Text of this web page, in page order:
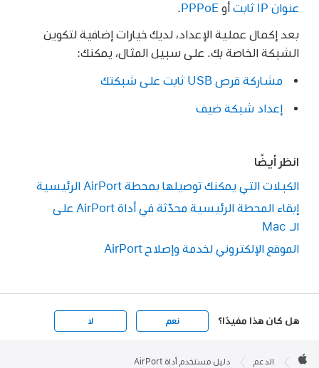
عنوان IP ثابت
أو PPPoE
بعد إكمال عملية الإعداد، لديك خيارات إضافية لتكوين
الشبكة الخاصة بك. على سبيل المثال، يمكنك:
مشاركة قرص USB ثابت على شبكتك
إعداد شبكة ضيف
انظر أيضًا
الكبلات التي يمكنك توصيلها بمحطة AirPort الرئيسية
إبقاء المحطة الرئيسية محدّثة في أداة AirPort على
الـ Mac
الموقع الإلكتروني لخدمة وإصلاح AirPort
هل كان هذا مفيدًا؟ نعم لا
Footer

الدعم دليل مستخدم أداة AirPort